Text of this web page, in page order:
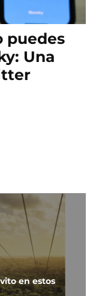
puedes
Una
en estos